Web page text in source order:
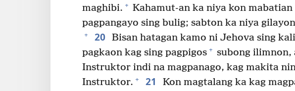
maghibi. + Kahamut-an ka niya kon mabatian
pagpangayo sing bulig; sabton ka niya
+ 20 Bisan hatagan kamo ni Jehova sing
pagkaon kag sing pagpigos + subong ilimnon,
Instruktor indi na magpanago, kag makita
Instruktor. + 21
Kon magtalang ka kag